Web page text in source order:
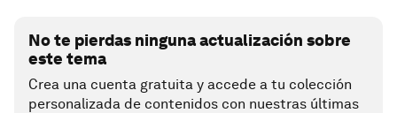
No te pierdas ninguna actualización sobre
este tema
Crea una cuenta gratuita y accede a tu colección
personalizada de contenidos con nuestras últimas